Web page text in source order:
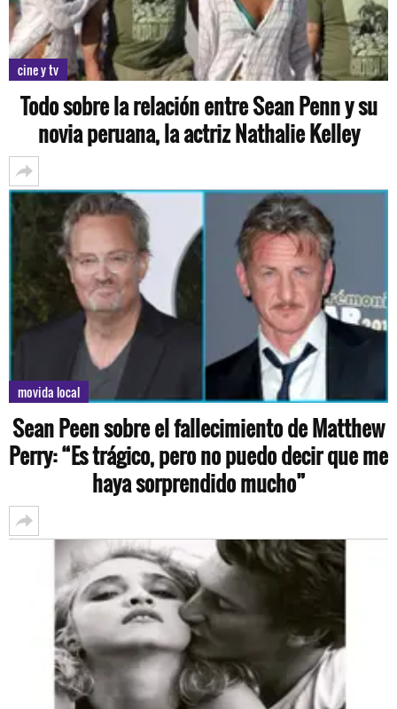
cine y tv
Todo sobre la relación entre Sean Penn y su
novia peruana, la actriz Nathalie Kelley
movida local
Sean Peen sobre el fallecimiento de Matthew
Perry: “Es trágico, pero no puedo decir que me
haya sorprendido mucho”